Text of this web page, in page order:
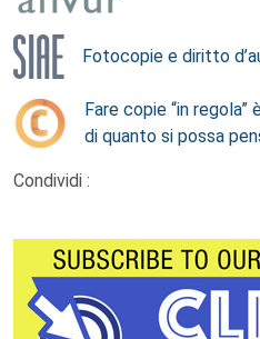
Fotocopie e diritto
Fare copie “in regola”
di quanto si possa
Condividi :